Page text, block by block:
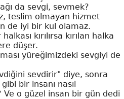
da sevgi, sevmek?
teslim olmayan hizmet
de iyi bir kul olamaz.
kırılırsa kırılan halka
düşer.
yüreğimizdeki sevgiyi de
sevdirir" diye, sonra
bir insanı nasıl
o güzel insan bir gün dedi